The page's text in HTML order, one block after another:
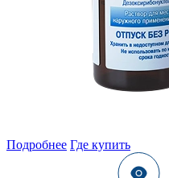
Подробнее Где купить